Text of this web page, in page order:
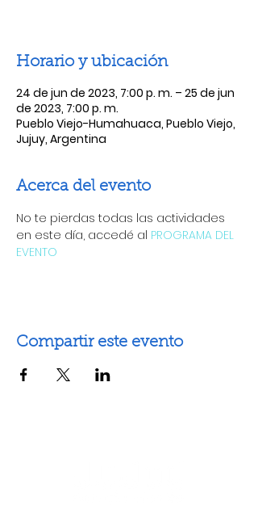
Horario y ubicación
24 de jun de 2023, 7:00 p. m. – 25 de jun
de 2023, 7:00 p. m.
Pueblo Viejo-Humahuaca, Pueblo Viejo,
Jujuy, Argentina
Acerca del evento
No te pierdas todas las actividades
en este día, accedé al PROGRAMA DEL
EVENTO
Compartir este evento